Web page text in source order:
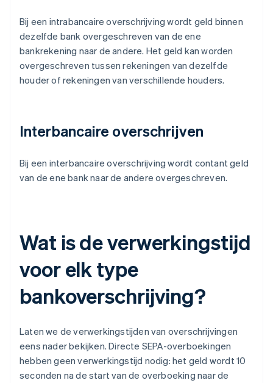
Bij een intrabancaire overschrijving wordt geld binnen
dezelfde bank overgeschreven van de ene
bankrekening naar de andere. Het geld kan worden
overgeschreven tussen rekeningen van dezelfde
houder of rekeningen van verschillende houders.
Interbancaire overschrijven
Bij een interbancaire overschrijving wordt contant geld
van de ene bank naar de andere overgeschreven.
Wat is de verwerkingstijd
voor elk type
bankoverschrijving?
Laten we de verwerkingstijden van overschrijvingen
eens nader bekijken. Directe SEPA-overboekingen
hebben geen verwerkingstijd nodig: het geld wordt 10
seconden na de start van de overboeking naar de